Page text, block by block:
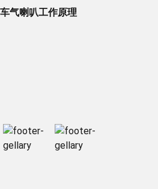
气喇叭工作原理